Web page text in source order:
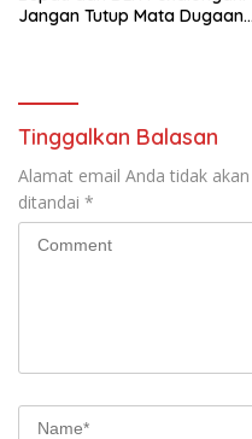
Jangan Tutup Mata Dugaan
Tinggalkan Balasan
Alamat email Anda tidak
ditandai *